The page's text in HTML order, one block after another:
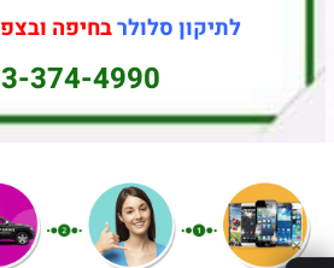
לתיקון סלולרבחיפה
374-4990
✕